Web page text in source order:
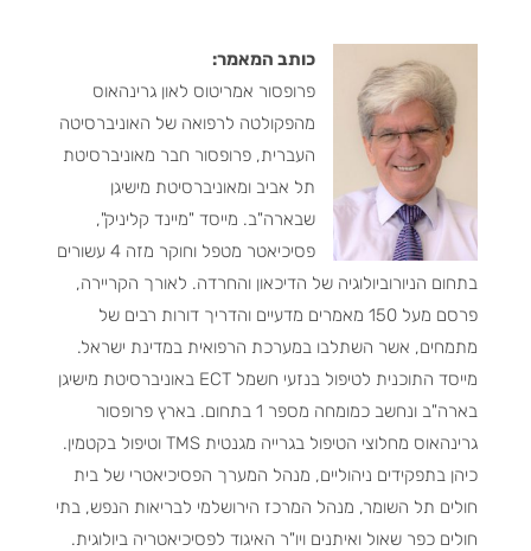
כותב המאמר:
פרופסור אמריטוס לאון גרינהאוס
מהפקולטה לרפואה של האוניברסיטה
העברית, פרופסור חבר מאוניברסיטת
תל אביב ומאוניברסיטת מישיגן
שבארה"ב. מייסד "מיינד קליניק",
פסיכיאטר מטפל וחוקר מזה 4 עשורים
בתחום הניורוביולוגיה של הדיכאון והחרדה. לאורך הקריירה,
פרסם מעל 150 מאמרים מדעיים והדריך דורות רבים של
מתמחים, אשר השתלבו במערכת הרפואית במדינת ישראל.
מייסד התוכנית לטיפול בנזעי חשמל ECT באוניברסיטת מישיגן
בארה"ב ונחשב כמומחה מספר 1 בתחום. בארץ פרופסור
גרינהאוס מחלוצי הטיפול בגרייה מגנטית TMS וטיפול בקטמין.
כיהן בתפקידים ניהוליים, מנהל המערך הפסיכיאטרי של בית
חולים תל השומר, מנהל המרכז הירושלמי לבריאות הנפש, בתי
חולים כפר שאול ואיתנים ויו"ר האיגוד לפסיכיאטריה ביולוגית.